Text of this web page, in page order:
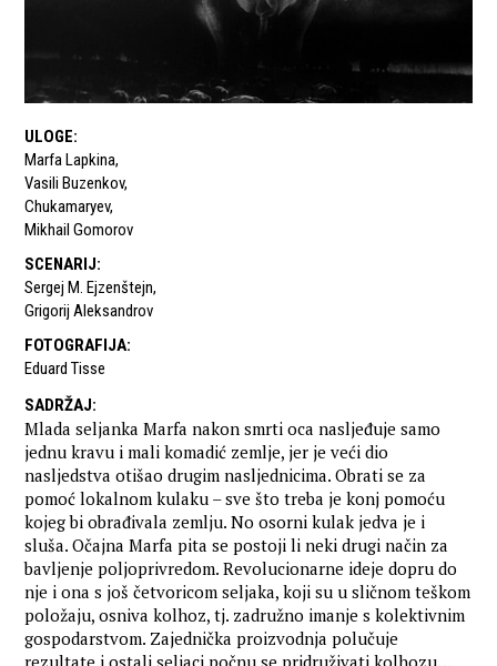
ULOGE:
Marfa Lapkina,
Vasili Buzenkov,
Chukamaryev,
Mikhail Gomorov
SCENARIJ:
Sergej M. Ejzenštejn,
Grigorij Aleksandrov
FOTOGRAFIJA:
Eduard Tisse
SADRŽAJ:
Mlada seljanka Marfa nakon smrti oca nasljeđuje samo
jednu kravu i mali komadić zemlje, jer je veći dio
nasljedstva otišao drugim nasljednicima. Obrati se za
pomoć lokalnom kulaku – sve što treba je konj pomoću
kojeg bi obrađivala zemlju. No osorni kulak jedva je i
sluša. Očajna Marfa pita se postoji li neki drugi način za
bavljenje poljoprivredom. Revolucionarne ideje dopru do
nje i ona s još četvoricom seljaka, koji su u sličnom teškom
položaju, osniva kolhoz, tj. zadružno imanje s kolektivnim
gospodarstvom. Zajednička proizvodnja polučuje